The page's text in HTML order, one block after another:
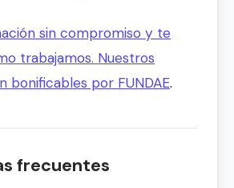
sin compromiso y te
trabajamos. Nuestros
bonificables por FUNDAE.
frecuentes